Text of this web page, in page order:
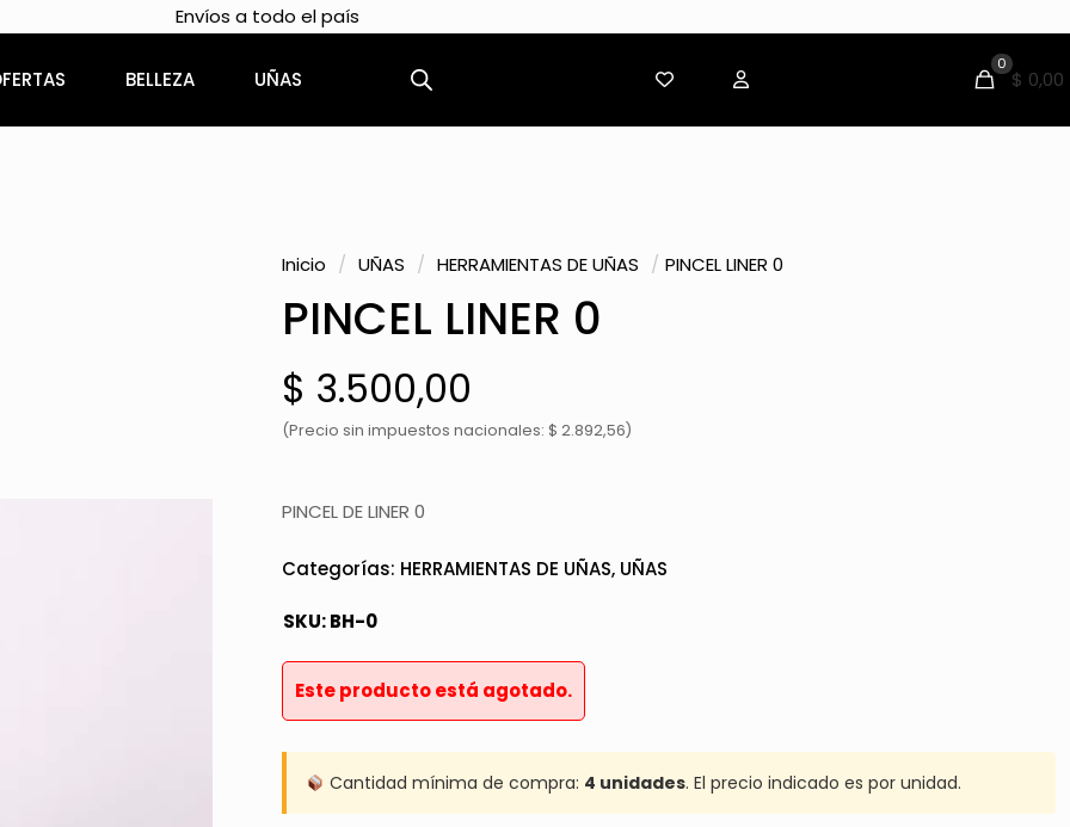
Envíos a todo el país
BELLEZA UÑAS
0
$ 0,00
Inicio / UÑAS / HERRAMIENTAS DE UÑAS / PINCEL LINER 0
PINCEL LINER 0
$ 3.500,00
(Precio sin impuestos nacionales: $ 2.892,56)
PINCEL DE LINER 0
Categorías: HERRAMIENTAS DE UÑAS, UÑAS
SKU:BH-0
Este producto está agotado.
Cantidad mínima de compra: 4 unidades. El precio indicado es por unidad.